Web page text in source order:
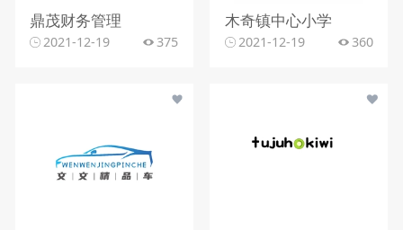
鼎茂财务管理
2021-12-19 375
木奇镇中心小学
2021-12-19 360